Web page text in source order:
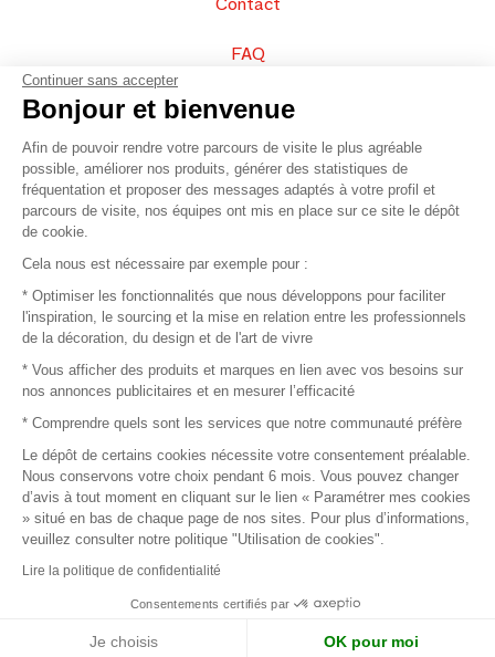
FAQ
Vendez vos produits
Plan du site
© 2016 –Organisation SAFI
Recrutement
Mentions légales
Conditions commerciales
Piano Analytics
Continuer sans accepter
Bonjour et bienvenue
Afin de pouvoir rendre votre parcours de visite le plus agréable
possible, améliorer nos produits, générer des statistiques de
fréquentation et proposer des messages adaptés à votre profil et
parcours de visite, nos équipes ont mis en place sur ce site le dépôt
de cookie.
Cela nous est nécessaire par exemple pour :
* Optimiser les fonctionnalités que nous développons pour faciliter
l'inspiration, le sourcing et la mise en relation entre les professionnels
de la décoration, du design et de l'art de vivre
* Vous afficher des produits et marques en lien avec vos besoins sur
nos annonces publicitaires et en mesurer l’efficacité
* Comprendre quels sont les services que notre communauté préfère
Le dépôt de certains cookies nécessite votre consentement préalable.
Nous conservons votre choix pendant 6 mois. Vous pouvez changer
d’avis à tout moment en cliquant sur le lien « Paramétrer mes cookies
» situé en bas de chaque page de nos sites. Pour plus d’informations,
veuillez consulter notre politique "Utilisation de cookies".
Lire la politique de confidentialité
Consentements certifiés par
Je choisis OK pour moi